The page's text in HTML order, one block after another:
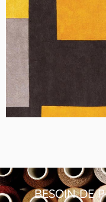
Tapis Design
BESOIN DE